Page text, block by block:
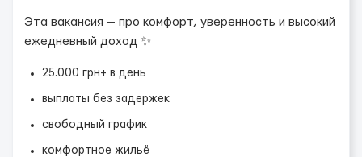
Эта вакансия — про комфорт, уверенность и высокий
ежедневный доход ✨
25.000 грн+ в день
выплаты без задержек
свободный график
комфортное жильё